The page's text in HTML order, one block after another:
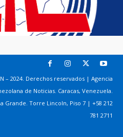
– 2024. Derechos reservados | Agencia
de Noticias. Caracas, Venezuela.
Grande. Torre Lincoln, Piso 7 | +58 212
781 2711